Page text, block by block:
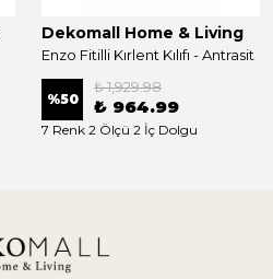
Dekomall Home & Living
Enzo Fitilli Kırlent Kılıfı - Antrasit
%50
₺ 1,929.98
₺ 964.99
7 Renk 2 Ölçü 2 İç Dolgu